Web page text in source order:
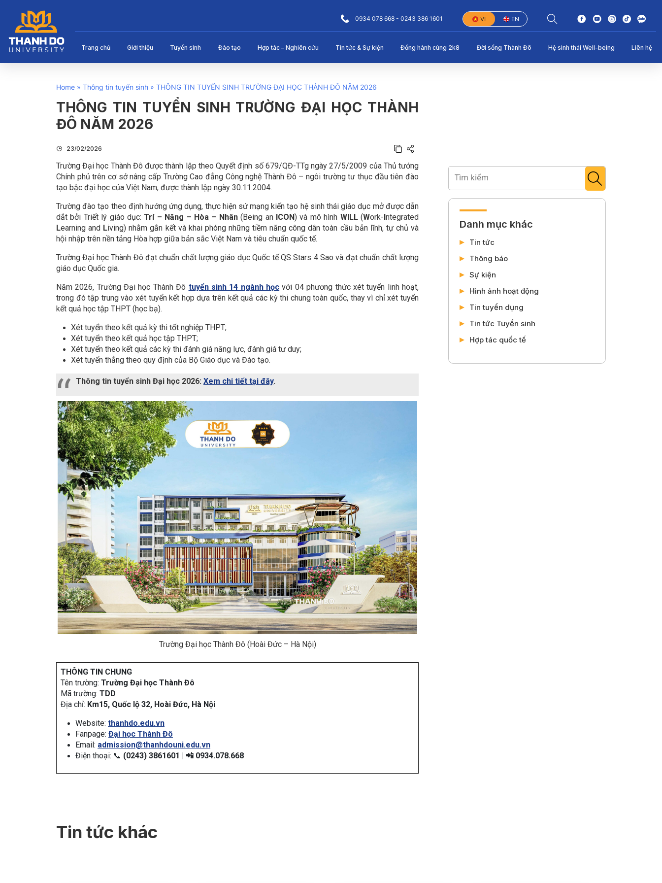
0934 078 668 - 0243 386 1601 VI EN
Trang chủ Giới thiệu Tuyển sinh Đào tạo Hợp tác – Nghiên cứu Tin tức & Sự kiện Đồng hành cùng 2k8 Đời sống Thành Đô Hệ sinh thái Well-being Liên hệ
Home » Thông tin tuyển sinh » THÔNG TIN TUYỂN SINH TRƯỜNG ĐẠI HỌC THÀNH ĐÔ NĂM 2026
THÔNG TIN TUYỂN SINH TRƯỜNG ĐẠI HỌC THÀNH
ĐÔ NĂM 2026
23/02/2026
Trường Đại học Thành Đô được thành lập theo Quyết định số 679/QĐ-TTg ngày 27/5/2009 của Thủ tướng
Chính phủ trên cơ sở nâng cấp Trường Cao đẳng Công nghệ Thành Đô – ngôi trường tư thục đầu tiên đào
tạo bậc đại học của Việt Nam, được thành lập ngày 30.11.2004.
Trường đào tạo theo định hướng ứng dụng, thực hiện sứ mạng kiến tạo hệ sinh thái giáo dục mở được dẫn
dắt bởi Triết lý giáo dục:Trí – Năng – Hòa – Nhân(Being an ICON) và mô hình WILL(Work- Integrated
Learning and Living) nhằm gắn kết và khai phóng những tiềm năng công dân toàn cầu bản lĩnh, tự chủ và
hội nhập trên nền tảng Hòa hợp giữa bản sắc Việt Nam và tiêu chuẩn quốc tế. ​
Trường Đại học Thành Đô đạt chuẩn chất lượng giáo dục Quốc tế QS Stars 4 Sao và đạt chuẩn chất lượng
giáo dục Quốc gia.
Năm 2026, Trường Đại học Thành Đô tuyển sinh 14 ngành học với 04 phương thức xét tuyển linh hoạt,
trong đó tập trung vào xét tuyển kết hợp dựa trên kết quả các kỳ thi chung toàn quốc, thay vì chỉ xét tuyển
kết quả học tập THPT (học bạ).
Xét tuyển theo kết quả kỳ thi tốt nghiệp THPT;
Xét tuyển theo kết quả học tập THPT;
Xét tuyển theo kết quả các kỳ thi đánh giá năng lực, đánh giá tư duy;
Xét tuyển thẳng theo quy định của Bộ Giáo dục và Đào tạo.
Thông tin tuyển sinh Đại học 2026: Xem chi tiết tại đây.
Trường Đại học Thành Đô (Hoài Đức – Hà Nội)
THÔNG TIN CHUNG
Tên trường: Trường Đại học Thành Đô
Mã trường: TDD
Địa chỉ: Km15, Quốc lộ 32, Hoài Đức, Hà Nội
Website: thanhdo.edu.vn
Fanpage: Đại học Thành Đô
Email: admission@thanhdouni.edu.vn
Điện thoại: 📞 (0243) 3861601 | 📲 0934.078.668
Danh mục khác
Tin tức
Thông báo
Sự kiện
Hình ảnh hoạt động
Tin tuyển dụng
Tin tức Tuyển sinh
Hợp tác quốc tế
Tin tức khác